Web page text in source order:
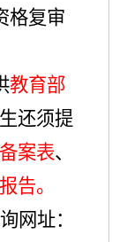
格复审
教育部
还须提
案表、
告。
网址：